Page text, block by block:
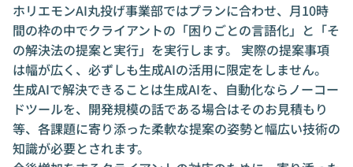
ホリエモンAI丸投げ事業部ではプランに合わせ、月10時
間の枠の中でクライアントの「困りごとの言語化」と「そ
の解決法の提案と実行」を実行します。 実際の提案事項
は幅が広く、必ずしも生成AIの活用に限定をしません。
生成AIで解決できることは生成AIを、自動化ならノーコー
ドツールを、開発規模の話である場合はそのお見積もり
等、各課題に寄り添った柔軟な提案の姿勢と幅広い技術の
知識が必要とされます。